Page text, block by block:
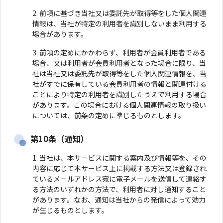
前項に基づき当社又は委託先が取得等をした個人関連
情報は、当社が特定の利用者を識別しないまま利用する
場合があります。
前項の定めにかかわらず、利用者が会員利用者である
場合、又は利用者が会員利用者となった場合に限り、当
社は当社又は委託先が取得等をした個人関連情報を、当
社がすでに保有している会員利用者の情報と関連付ける
ことにより特定の利用者を識別したうえで利用する場合
があります。この場合における個人関連情報の取り扱い
については、前条の定めに準じるものとします。
第10条（通知）
当社は、本サービスに関する案内及び情報等を、その
内容に応じて本サービス上に掲載する方法又は登録され
ているメールアドレス宛に電子メールを送信して連絡す
る方法のいずれかの方法で、利用者に対し通知すること
があります。なお、通知は当社からの発信によって効力
が生じるものとします。